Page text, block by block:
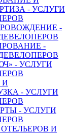
- УСЛУГИ
-
-
- УСЛУГИ
И
- УСЛУГИ
- УСЛУГИ
И